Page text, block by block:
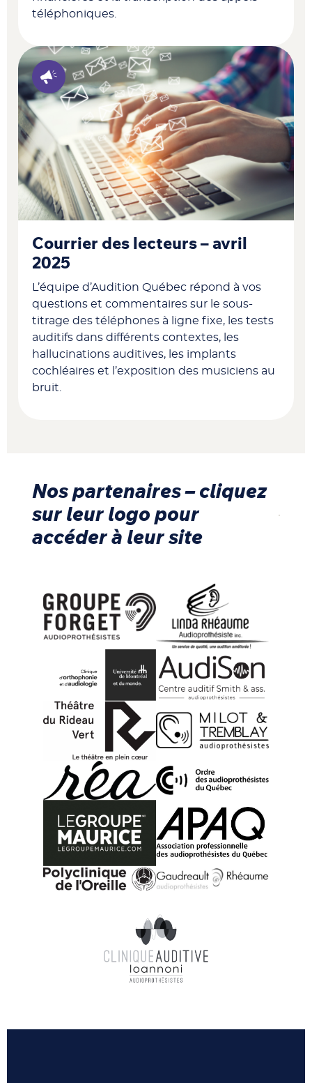
téléphoniques.
Courrier des lecteurs – avril
2025
L’équipe d’Audition Québec répond à vos
questions et commentaires sur le sous-
titrage des téléphones à ligne fixe, les tests
auditifs dans différents contextes, les
hallucinations auditives, les implants
cochléaires et l’exposition des musiciens au
bruit.
Nos partenaires – cliquez
sur leur logo pour
accéder à leur site